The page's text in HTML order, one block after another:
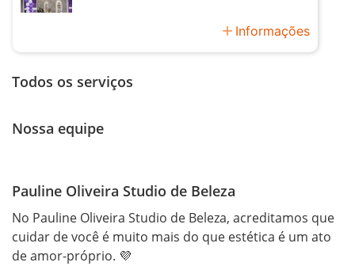
add Informações
Todos os serviços
Nossa equipe
Pauline Oliveira Studio de Beleza
No Pauline Oliveira Studio de Beleza, acreditamos que
cuidar de você é muito mais do que estética é um ato
de amor-próprio. 💜